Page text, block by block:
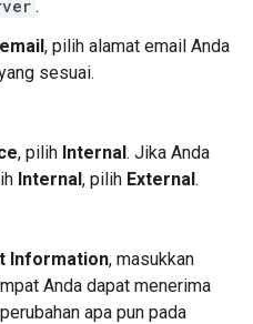
.
, pilih alamat email Anda
sesuai.
, pilih Internal. Jika Anda
Internal, pilih External.
Information, masukkan
Anda dapat menerima
apa pun pada